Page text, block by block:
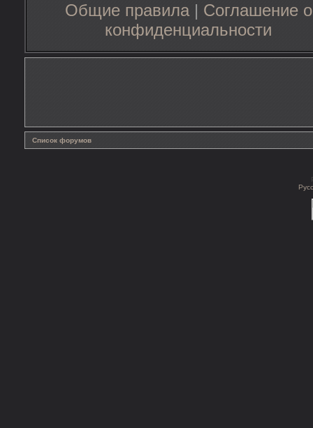
Общие правила| Соглашение о
конфиденциальности
Список форумов